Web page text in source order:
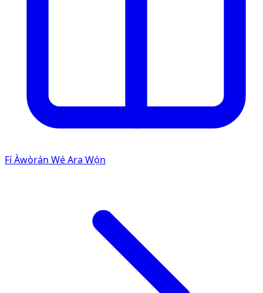
Fí Àwòrán Wé Ara Wọ́n